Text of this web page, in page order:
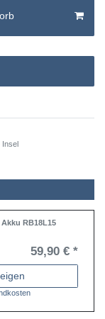
Insel
RB18L15
59,90 € *